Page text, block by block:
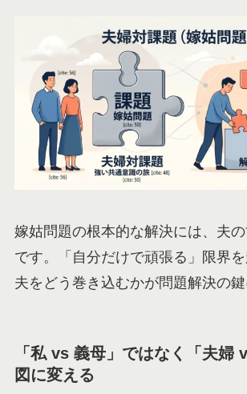
嫁姑問題の根本的な解決には、夫
です。「自分だけで頑張る」限界を
夫をどう巻き込むかが問題解決の鍵
「私 vs 義母」ではなく「夫婦
図に変える